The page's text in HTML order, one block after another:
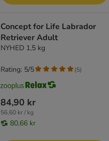
Concept for Life Labrador
Retriever Adult
NYHED 1,5 kg
84,90 kr
56,60 kr / kg
80,66 kr
Rating: 5/5 (5)